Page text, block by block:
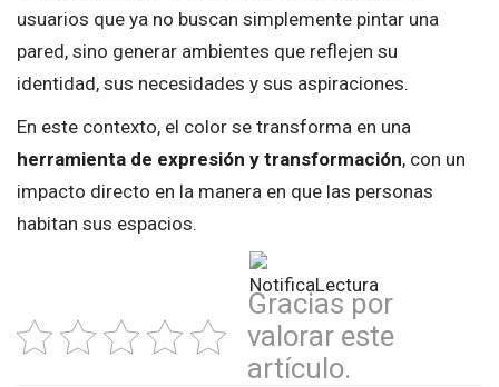
usuarios que ya no buscan simplemente pintar una
pared, sino generar ambientes que reflejen su
identidad, sus necesidades y sus aspiraciones.
En este contexto, el color se transforma en una
herramienta de expresión y transformación, con un
impacto directo en la manera en que las personas
habitan sus espacios.
Gracias por
valorar este
artículo.